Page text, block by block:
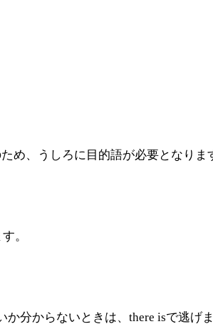
め、うしろに目的語が必要となりま
。
分からないときは、there isで逃げま